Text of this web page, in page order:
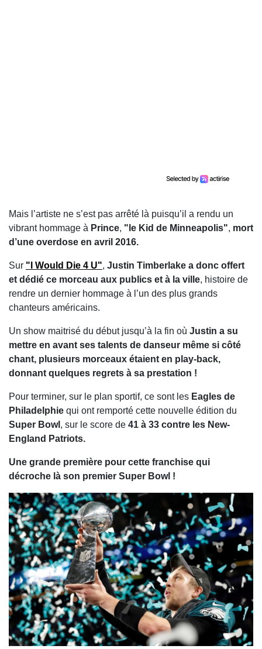
Mais l’artiste ne s’est pas arrêté là puisqu’il a rendu un
vibrant hommage à Prince, "le Kid de Minneapolis", mort
d’une overdose en avril 2016.
Sur "I Would Die 4 U", Justin Timberlake a donc offert
et dédié ce morceau aux publics et à la ville, histoire de
rendre un dernier hommage à l’un des plus grands
chanteurs américains.
Un show maitrisé du début jusqu’à la fin où Justin a su
mettre en avant ses talents de danseur même si côté
chant, plusieurs morceaux étaient en play-back,
donnant quelques regrets à sa prestation !
Pour terminer, sur le plan sportif, ce sont les Eagles de
Philadelphie qui ont remporté cette nouvelle édition du
Super Bowl , sur le score de 41 à 33 contre les New-
England Patriots.
Une grande première pour cette franchise qui
décroche là son premier Super Bowl !